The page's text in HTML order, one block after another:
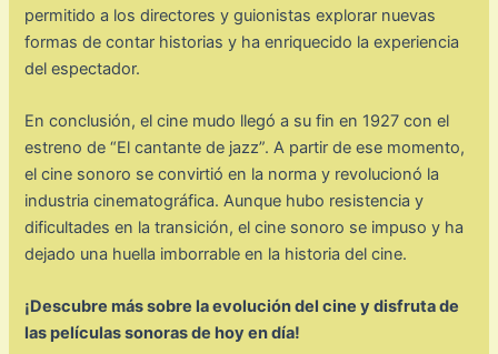
permitido a los directores y guionistas explorar nuevas
formas de contar historias y ha enriquecido la experiencia
del espectador.
En conclusión, el cine mudo llegó a su fin en 1927 con el
estreno de “El cantante de jazz”. A partir de ese momento,
el cine sonoro se convirtió en la norma y revolucionó la
industria cinematográfica. Aunque hubo resistencia y
dificultades en la transición, el cine sonoro se impuso y ha
dejado una huella imborrable en la historia del cine.
¡Descubre más sobre la evolución del cine y disfruta de
las películas sonoras de hoy en día!